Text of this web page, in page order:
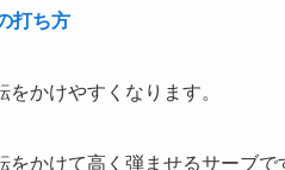
打ち方
かけやすくなります。
かけて高く弾ませるサーブで